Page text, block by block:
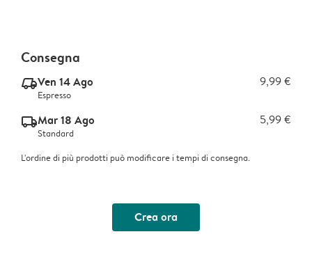
Consegna
delivery_express_v2Ven 14 Ago 9,99 €
Espresso
delivery_standard_v2Mar 18 Ago 5,99 €
Standard
L'ordine di più prodotti può modificare i tempi di consegna.
Crea ora